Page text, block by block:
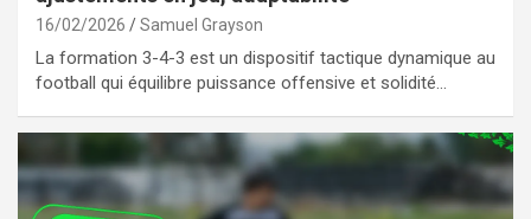
16/02/2026 Samuel Grayson
La formation 3-4-3 est un dispositif tactique dynamique au
football qui équilibre puissance offensive et solidité…